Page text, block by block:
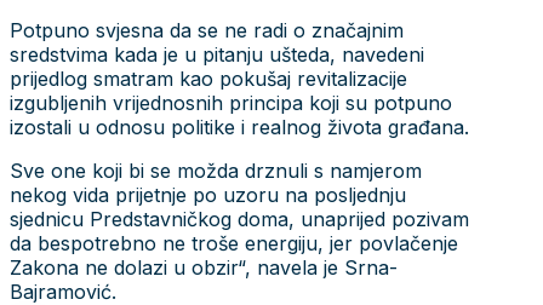
Potpuno svjesna da se ne radi o značajnim
sredstvima kada je u pitanju ušteda, navedeni
prijedlog smatram kao pokušaj revitalizacije
izgubljenih vrijednosnih principa koji su potpuno
izostali u odnosu politike i realnog života građana.
Sve one koji bi se možda drznuli s namjerom
nekog vida prijetnje po uzoru na posljednju
sjednicu Predstavničkog doma, unaprijed pozivam
da bespotrebno ne troše energiju, jer povlačenje
Zakona ne dolazi u obzir“, navela je Srna-
Bajramović.